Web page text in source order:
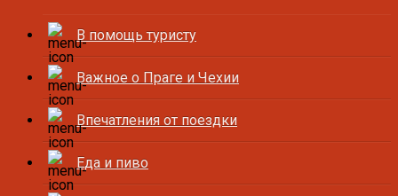
В помощь туристу
Важное о Праге и Чехии
Впечатления от поездки
Еда и пиво